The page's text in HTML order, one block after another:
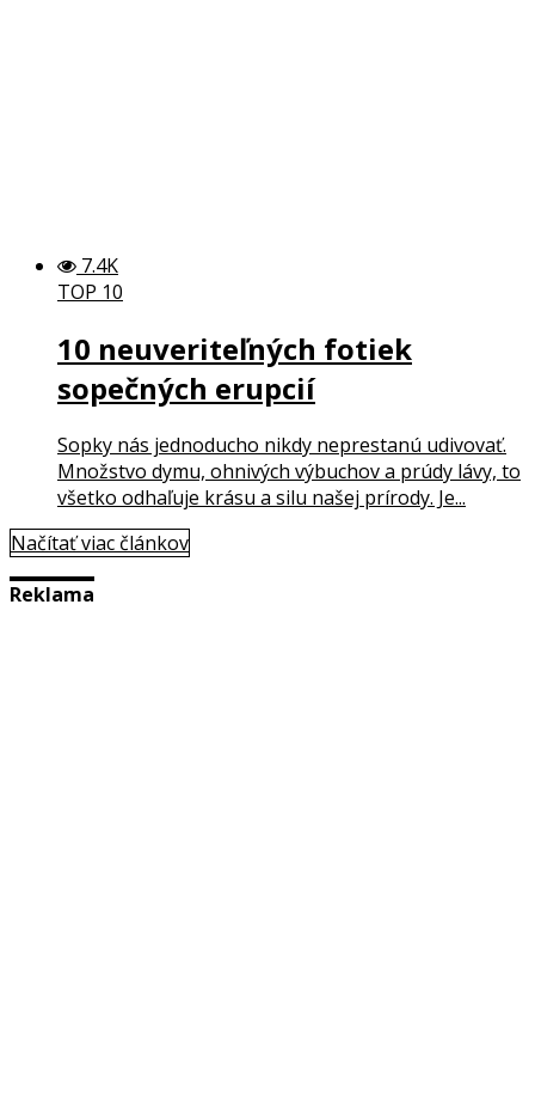
7.4K
TOP 10
10 neuveriteľných fotiek
sopečných erupcií
Sopky nás jednoducho nikdy neprestanú udivovať.
Množstvo dymu, ohnivých výbuchov a prúdy lávy, to
všetko odhaľuje krásu a silu našej prírody. Je...
Načítať viac článkov
Reklama